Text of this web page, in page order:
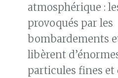
atmosphérique :
provoqués par les
bombardements
libèrent
particules fines et